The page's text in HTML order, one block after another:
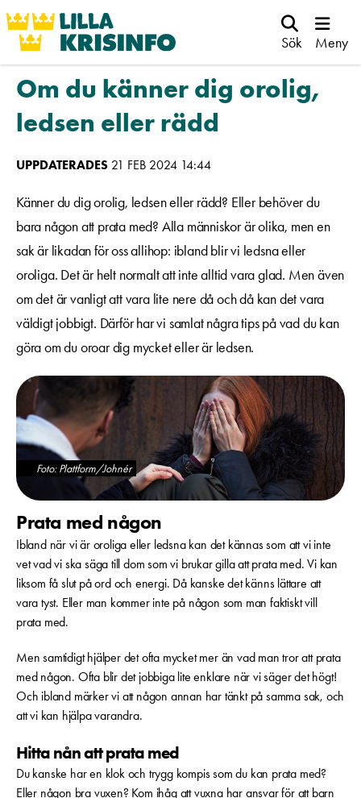
Sök Meny
Om du känner dig orolig,
ledsen eller rädd
UPPDATERADES 21 FEB 2024 14:44
Känner du dig orolig, ledsen eller rädd? Eller behöver du
bara någon att prata med? Alla människor är olika, men en
sak är likadan för oss allihop: ibland blir vi ledsna eller
oroliga. Det är helt normalt att inte alltid vara glad. Men även
om det är vanligt att vara lite nere då och då kan det vara
väldigt jobbigt. Därför har vi samlat några tips på vad du kan
göra om du oroar dig mycket eller är ledsen.
Foto: Plattform/Johnér
Prata med någon
Ibland när vi är oroliga eller ledsna kan det kännas som att vi inte
vet vad vi ska säga till dom som vi brukar gilla att prata med. Vi kan
liksom få slut på ord och energi. Då kanske det känns lättare att
vara tyst. Eller man kommer inte på någon som man faktiskt vill
prata med.
Men samtidigt hjälper det ofta mycket mer än vad man tror att prata
med någon. Ofta blir det jobbiga lite enklare när vi säger det högt!
Och ibland märker vi att någon annan har tänkt på samma sak, och
att vi kan hjälpa varandra.
Hitta nån att prata med
Du kanske har en klok och trygg kompis som du kan prata med?
Eller någon bra vuxen? Kom ihåg att vuxna har ansvar för att barn